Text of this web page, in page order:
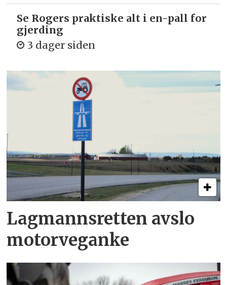
Se Rogers praktiske alt i en-pall for
gjerding
3 dager siden
Lagmannsretten avslo
motorveganke